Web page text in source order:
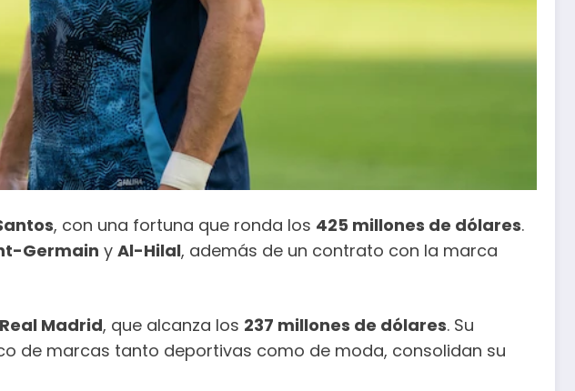
, con una fortuna que ronda los 425 millones de dólares.
Germain y Al-Hilal, además de un contrato con la marca
Real Madrid, que alcanza los 237 millones de dólares. Su
de marcas tanto deportivas como de moda, consolidan su